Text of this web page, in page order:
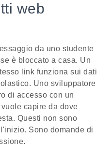
web
da uno studente
è bloccato a casa. Un
link funziona sui dati
Uno sviluppatore
di accesso con un
capire da dove
Questi non sono
Sono domande di